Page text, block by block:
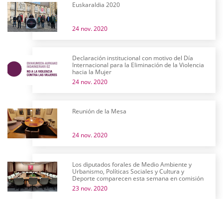
Euskaraldia 2020
24 nov. 2020
Declaración institucional con motivo del Día
Internacional para la Eliminación de la Violencia
hacia la Mujer
24 nov. 2020
Reunión de la Mesa
24 nov. 2020
Los diputados forales de Medio Ambiente y
Urbanismo, Políticas Sociales y Cultura y
Deporte comparecen esta semana en comisión
23 nov. 2020